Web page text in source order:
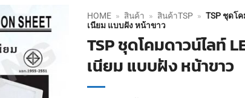
HOME » สินค้า » สินค้าTSP » TSP ชุดโ
เนียม แบบฝัง หน้าขาว
TSP ชุดโคมดาวน์ไลท์
เนียม แบบฝัง หน้าขาว